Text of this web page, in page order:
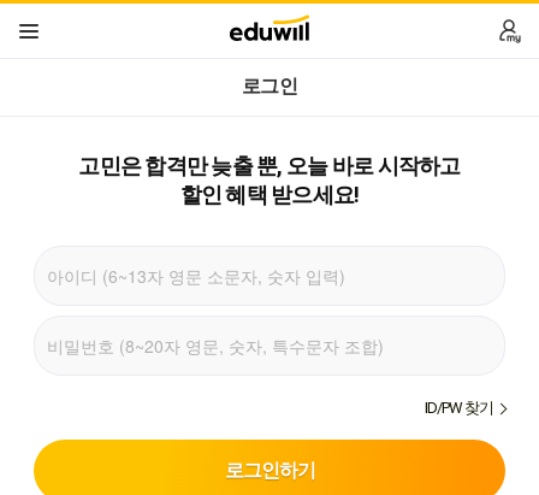
로그인
고민은 합격만 늦출 뿐, 오늘 바로 시작하고
할인 혜택 받으세요!
ID/PW 찾기
로그인하기